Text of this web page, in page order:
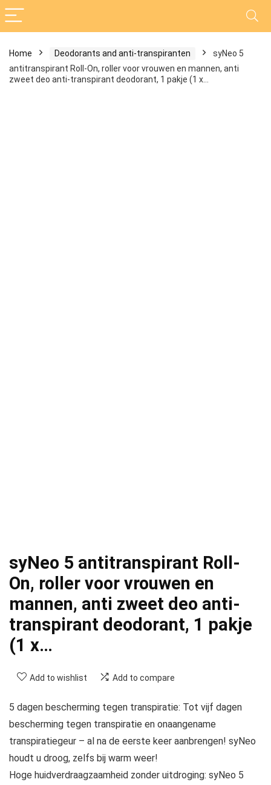
Home Deodorants and anti-transpiranten
syNeo 5
antitranspirant Roll-On, roller voor vrouwen en mannen, anti
zweet deo anti-transpirant deodorant, 1 pakje (1 x…
syNeo 5 antitranspirant Roll-
On, roller voor vrouwen en
mannen, anti zweet deo anti-
transpirant deodorant, 1 pakje
(1 x…
Add to wishlist Add to compare
5 dagen bescherming tegen transpiratie: Tot vijf dagen
bescherming tegen transpiratie en onaangename
transpiratiegeur – al na de eerste keer aanbrengen! syNeo
houdt u droog, zelfs bij warm weer!
Hoge huidverdraagzaamheid zonder uitdroging: syNeo 5